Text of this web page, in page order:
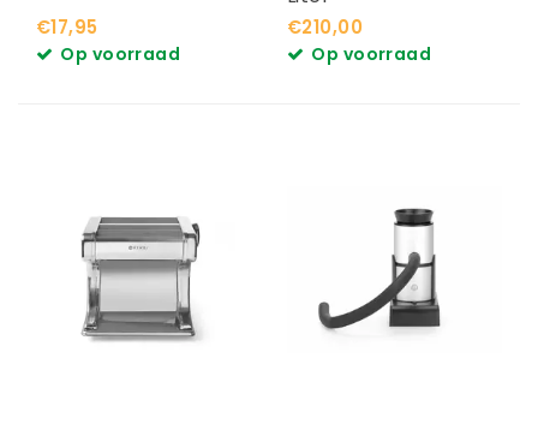
€17,95
Op voorraad
€210,00
Op voorraad